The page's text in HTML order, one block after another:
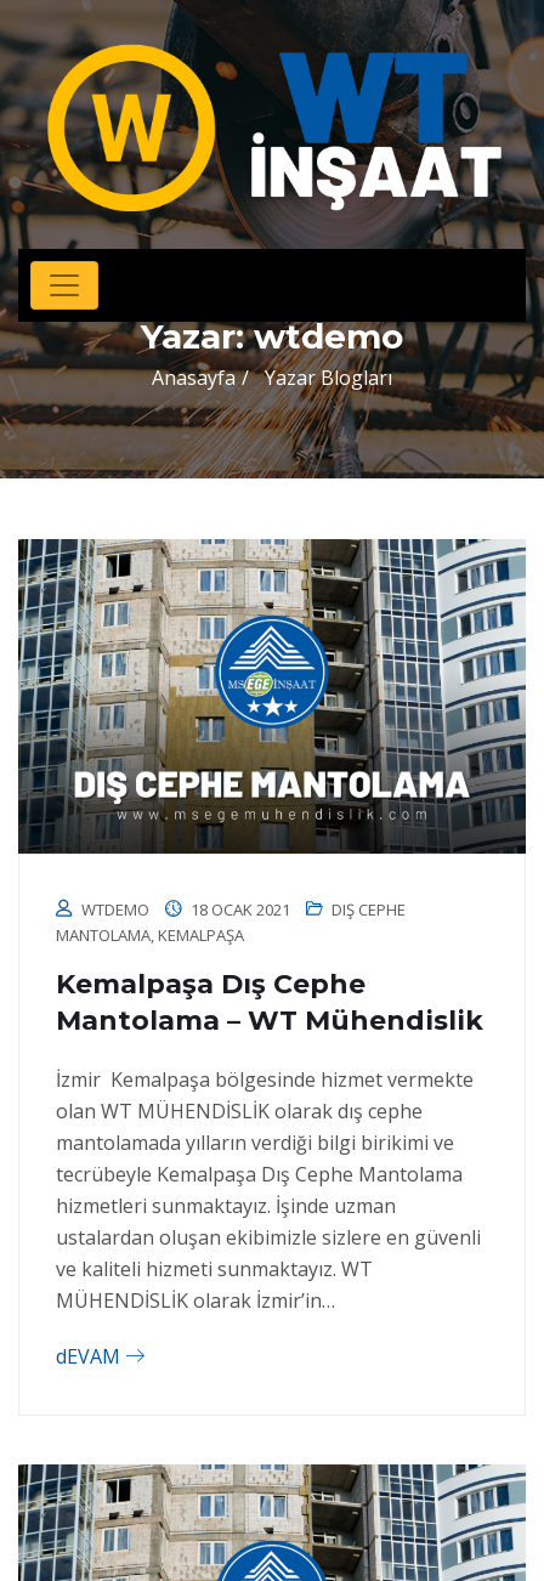
Yazar:wtdemo
Anasayfa Yazar Blogları
WTDEMO 18 OCAK 2021
DIŞ CEPHE
MANTOLAMA, KEMALPAŞA
Kemalpaşa Dış Cephe
Mantolama – WT Mühendislik
İzmir Kemalpaşa bölgesinde hizmet vermekte
olan WT MÜHENDİSLİK olarak dış cephe
mantolamada yılların verdiği bilgi birikimi ve
tecrübeyle Kemalpaşa Dış Cephe Mantolama
hizmetleri sunmaktayız. İşinde uzman
ustalardan oluşan ekibimizle sizlere en güvenli
ve kaliteli hizmeti sunmaktayız. WT
MÜHENDİSLİK olarak İzmir’in…
dEVAM